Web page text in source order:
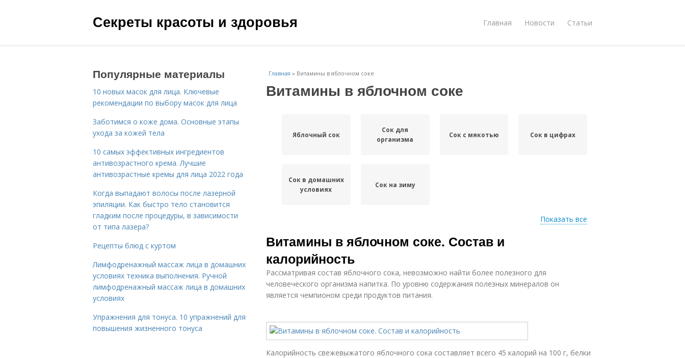
Секреты красоты и здоровья Главная Новости Статьи
Главная » Витамины в яблочном соке
Витамины в яблочном соке
Яблочный сок
Сок для
организма
Сок с мякотью Сок в цифрах
Сок в домашних
условиях
Сок на зиму
Показать все
Витамины в яблочном соке. Состав и
калорийность
Рассматривая состав яблочного сока, невозможно найти более полезного для
человеческого организма напитка. По уровню содержания полезных минералов он
является чемпионом среди продуктов питания.
Калорийность свежевыжатого яблочного сока составляет всего 45 калорий на 100 г, белки
Популярные материалы
10 новых масок для лица. Ключевые
рекомендации по выбору масок для лица
Заботимся о коже дома. Основные этапы
ухода за кожей тела
10 самых эффективных ингредиентов
антивозрастного крема. Лучшие
антивозрастные кремы для лица 2022 года
Когда выпадают волосы после лазерной
эпиляции. Как быстро тело становится
гладким после процедуры, в зависимости
от типа лазера?
Рецепты блюд с куртом
Лимфодренажный массаж лица в домашних
условиях техника выполнения. Ручной
лимфодренажный массаж лица в домашних
условиях
Упражнения для тонуса. 10 упражнений для
повышения жизненного тонуса